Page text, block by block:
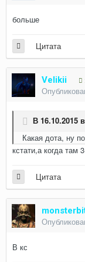
больше
Цитата
Velikii
В 16.10.2015
Какая дота, ну
кстати,а когда там
Цитата
В кс